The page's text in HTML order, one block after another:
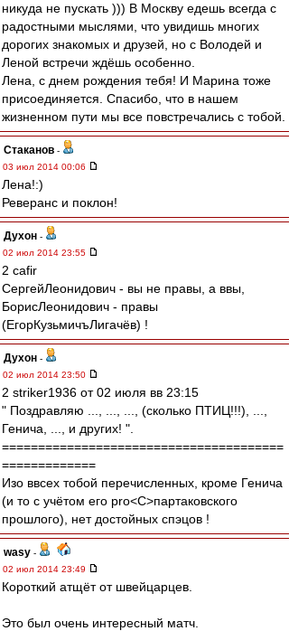
никуда не пускать ))) В Москву едешь всегда с
радостными мыслями, что увидишь многих
дорогих знакомых и друзей, но с Володей и
Леной встречи ждёшь особенно.
Лена, с днем рождения тебя! И Марина тоже
присоединяется. Спасибо, что в нашем
жизненном пути мы все повстречались с тобой.
Cтаканов -
03 июл 2014 00:06
Лена!:)
Реверанс и поклон!
Духон -
02 июл 2014 23:55
2 cafir
CергейЛеонидович - вы не правы, а ввы,
БорисЛеонидович - правы
(ЕгорКузьмичъЛигачёв) !
Духон -
02 июл 2014 23:50
2 striker1936 от 02 июля вв 23:15
" Поздравляю ..., ..., ..., (сколько ПТИЦ!!!), ...,
Генича, ..., и других! ".
=======================================
=============
Изо ввсех тобой перечисленных, кроме Генича
(и то с учётом его pro<C>партаковского
прошлого), нет достойных спэцов !
wasy -
02 июл 2014 23:49
Короткий атщёт от швейцарцев.
Это был очень интересный матч.